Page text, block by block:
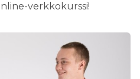
verkkokurssi!